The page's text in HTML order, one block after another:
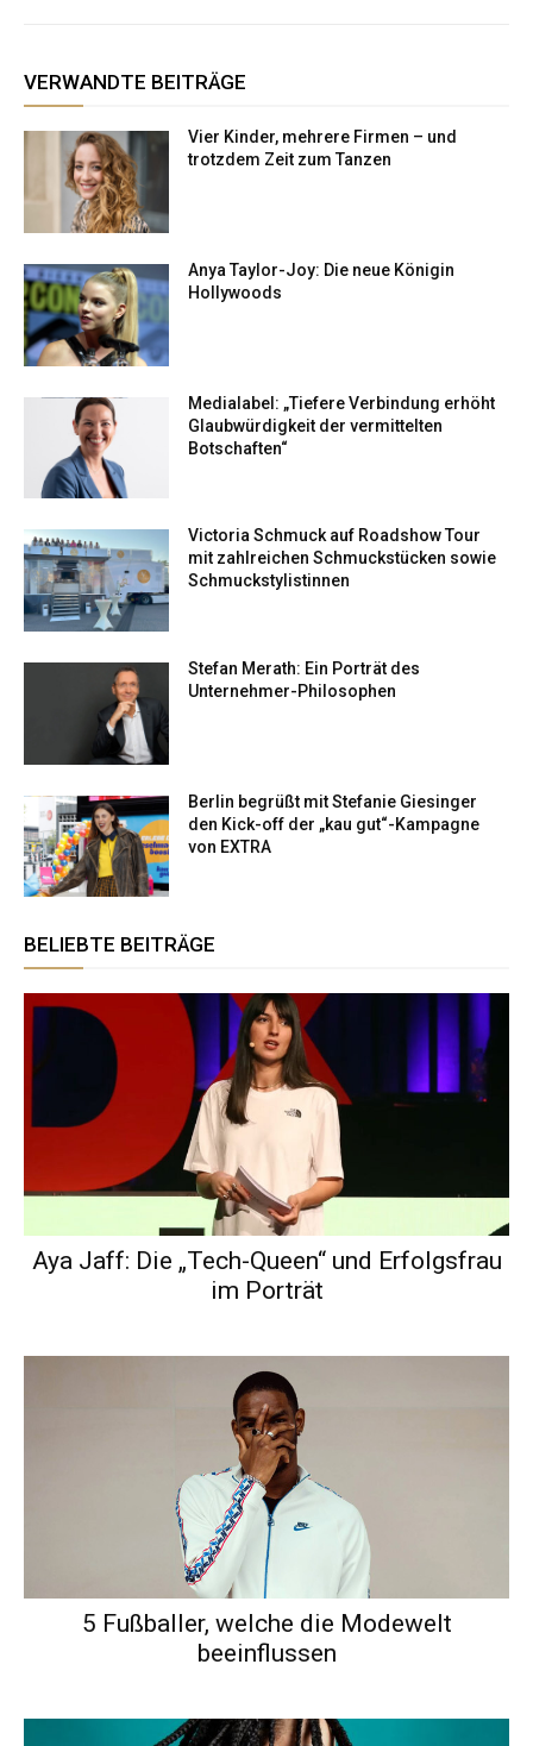
VERWANDTE BEITRÄGE
Vier Kinder, mehrere Firmen – und
trotzdem Zeit zum Tanzen
Anya Taylor-Joy: Die neue Königin
Hollywoods
Medialabel: „Tiefere Verbindung erhöht
Glaubwürdigkeit der vermittelten
Botschaften“
Victoria Schmuck auf Roadshow Tour
mit zahlreichen Schmuckstücken sowie
Schmuckstylistinnen
Stefan Merath: Ein Porträt des
Unternehmer-Philosophen
Berlin begrüßt mit Stefanie Giesinger
den Kick-off der „kau gut“-Kampagne
von EXTRA
BELIEBTE BEITRÄGE
Aya Jaff: Die „Tech-Queen“ und Erfolgsfrau
im Porträt
5 Fußballer, welche die Modewelt
beeinflussen